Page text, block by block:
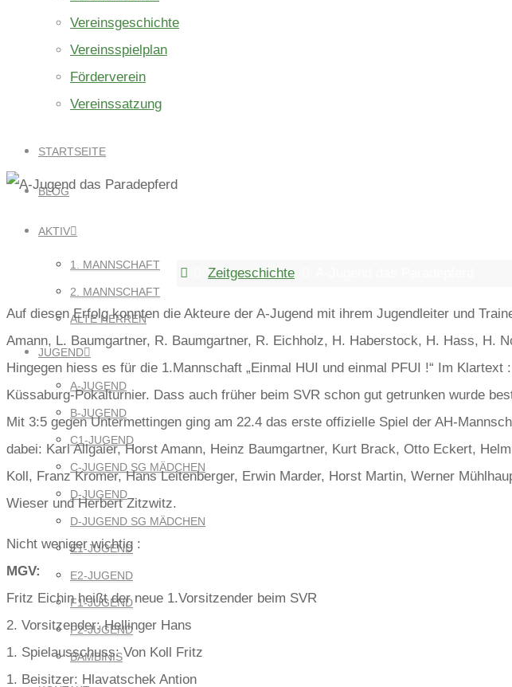
Vereinsgeschichte
Vereinsspielplan
Förderverein
Vereinssatzung
STARTSEITE
BLOG
AKTIV
1. MANNSCHAFT
2. MANNSCHAFT
ALTE HERREN
JUGEND
A-JUGEND
B-JUGEND
C1-JUGEND
C-JUGEND SG MÄDCHEN
D-JUGEND
D-JUGEND SG MÄDCHEN
E1-JUGEND
E2-JUGEND
F1-JUGEND
F2-JUGEND
BAMBINIS
Home
Zeitgeschichte
Auf diesen Erfolg konnten die Akteure der A-Jugend mit ihrem Jugendleiter und
Amann, L. Baumgartner, R. Baumgartner, R. Eichholz, H. Haberstock, H. Hass, H.
Hingegen hiess es für die 1.Mannschaft „Einmal HUI und einmal PFUI !“ Im
Küssaburg-Pokalturnier. Dass auch früher beim SVR schon gut getrunken wurde
Mit 3:5 gegen Untermettingen ging am 22.4 das erste offizielle Spiel der AH-
dabei: Karl Allgaier, Horst Amann, Heinz Baumgartner, Kurt Brack, Otto Eckert,
Koll, Franz Kromer, Hans Leitenberger, Erwin Marder, Horst Martin, Werner
Wieser und Herbert Zitzwitz.
Nicht weniger wichtig :
MGV:
Fritz Eichin heißt der neue 1.Vorsitzender beim SVR
2. Vorsitzender: Hellinger Hans
1. Spielausschuss: Von Koll Fritz
1. Beisitzer: Hlavatschek Antion